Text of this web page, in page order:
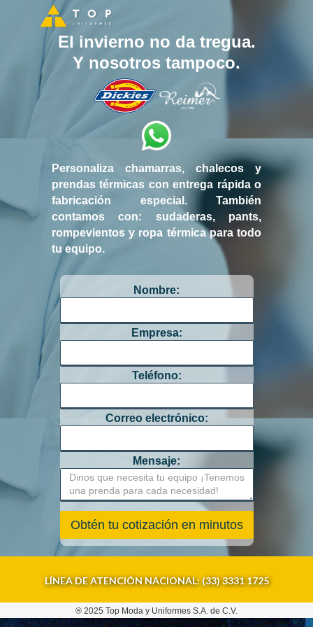
El invierno no da tregua.
Y nosotros tampoco.
Personaliza chamarras, chalecos y
prendas térmicas con entrega rápida o
fabricación especial. También
contamos con: sudaderas, pants,
rompevientos y ropa térmica para todo
tu equipo.
Nombre:
Empresa:
Teléfono:
Correo electrónico:
Mensaje:
LÍNEA DE ATENCIÓN NACIONAL: (33) 3331 1725
® 2025 Top Moda y Uniformes S.A. de C.V.